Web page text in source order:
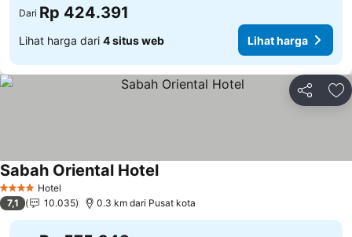
Dari Rp 424.391
Lihat harga dari 4 situs web Lihat harga
Bagikan
4 BintangHotel
Sabah Oriental HotelLihat harga
7,1 10.035 0.3 km dari Pusat kota